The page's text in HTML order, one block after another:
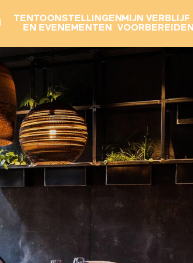
TENTOONSTELLINGEN
EN EVENEMENTEN
MIJN VERBLIJF
VOORBEREIDEN